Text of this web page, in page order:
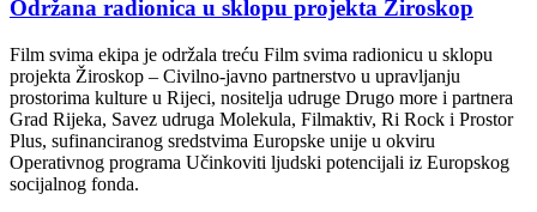
Održana radionica u sklopu projekta Žiroskop
Film svima ekipa je održala treću Film svima radionicu u sklopu
projekta Žiroskop – Civilno-javno partnerstvo u upravljanju
prostorima kulture u Rijeci, nositelja udruge Drugo more i partnera
Grad Rijeka, Savez udruga Molekula, Filmaktiv, Ri Rock i Prostor
Plus, sufinanciranog sredstvima Europske unije u okviru
Operativnog programa Učinkoviti ljudski potencijali iz Europskog
socijalnog fonda.